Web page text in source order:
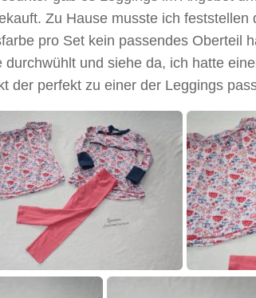
Zu Hause musste ich feststellen
pro Set kein passendes Oberteil
durchwühlt und siehe da, ich hatte
der perfekt zu einer der Leggings